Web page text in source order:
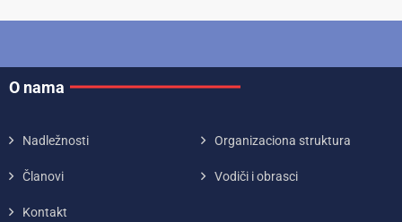
O nama
Nadležnosti Organizaciona struktura
Članovi Vodiči i obrasci
Kontakt